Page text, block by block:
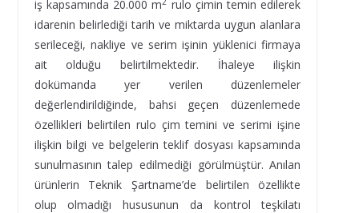
iş kapsamında 20.000 m
rulo çimin temin edilerek
idarenin belirlediği tarih ve miktarda uygun alanlara
serileceği, nakliye ve serim işinin yüklenici firmaya
ait olduğu belirtilmektedir. İhaleye ilişkin
dokümanda yer verilen düzenlemeler
değerlendirildiğinde, bahsi geçen düzenlemede
özellikleri belirtilen rulo çim temini ve serimi işine
ilişkin bilgi ve belgelerin teklif dosyası kapsamında
sunulmasının talep edilmediği görülmüştür. Anılan
ürünlerin Teknik Şartname’de belirtilen özellikte
olup olmadığı hususunun da kontrol teşkilatı